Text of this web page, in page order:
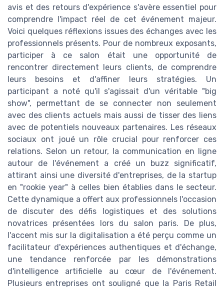
avis et des retours d'expérience s'avère essentiel pour
comprendre l'impact réel de cet événement majeur.
Voici quelques réflexions issues des échanges avec les
professionnels présents. Pour de nombreux exposants,
participer à ce salon était une opportunité de
rencontrer directement leurs clients, de comprendre
leurs besoins et d'affiner leurs stratégies. Un
participant a noté qu'il s'agissait d'un véritable "big
show", permettant de se connecter non seulement
avec des clients actuels mais aussi de tisser des liens
avec de potentiels nouveaux partenaires. Les réseaux
sociaux ont joué un rôle crucial pour renforcer ces
relations. Selon un retour, la communication en ligne
autour de l'événement a créé un buzz significatif,
attirant ainsi une diversité d'entreprises, de la startup
en "rookie year" à celles bien établies dans le secteur.
Cette dynamique a offert aux professionnels l'occasion
de discuter des défis logistiques et des solutions
novatrices présentées lors du salon paris. De plus,
l'accent mis sur la digitalisation a été perçu comme un
facilitateur d'expériences authentiques et d'échange,
une tendance renforcée par les démonstrations
d'intelligence artificielle au cœur de l'événement.
Plusieurs entreprises ont souligné que la Paris Retail